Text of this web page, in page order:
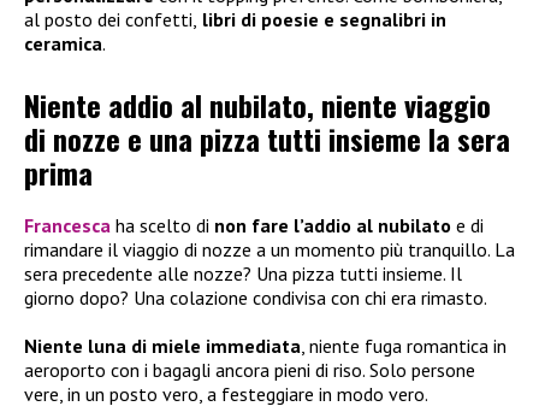
al posto dei confetti, libri di poesie e segnalibri in
ceramica.
Niente addio al nubilato, niente viaggio
di nozze e una pizza tutti insieme la sera
prima
Francesca ha scelto di non fare l’addio al nubilato e di
rimandare il viaggio di nozze a un momento più tranquillo. La
sera precedente alle nozze? Una pizza tutti insieme. Il
giorno dopo? Una colazione condivisa con chi era rimasto.
Niente luna di miele immediata , niente fuga romantica in
aeroporto con i bagagli ancora pieni di riso. Solo persone
vere, in un posto vero, a festeggiare in modo vero.